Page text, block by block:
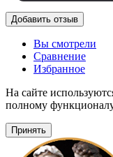
Добавить отзыв
Вы смотрели
Сравнение
Избранное
На сайте
полному функционалу
Принять